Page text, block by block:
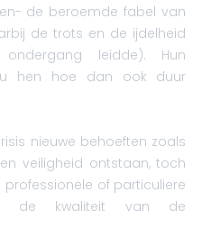
de beroemde fabel van
de trots en de ijdelheid
leidde). Hun
hen hoe dan ook duur
nieuwe behoeften zoals
veiligheid ontstaan, toch
of particuliere
: de kwaliteit van de